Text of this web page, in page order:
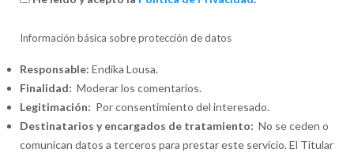
Información básica sobre protección de datos
Responsable: Endika Lousa.
Finalidad: Moderar los comentarios.
Legitimación: Por consentimiento del interesado.
Destinatarios y encargados de tratamiento: No se ceden o
comunican datos a terceros para prestar este servicio. El Titular